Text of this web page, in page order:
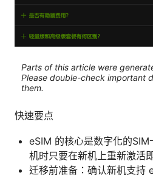
Parts of this article were
Please double-check important
them.
快速要点
eSIM 的核心是数字化的
机时只要在新机上重新激活
迁移前准备：确认新机支持